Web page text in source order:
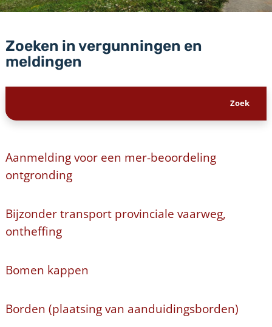
Zoeken in vergunningen en
meldingen
Aanmelding voor een mer-beoordeling
ontgronding
Bijzonder transport provinciale vaarweg,
ontheffing
Bomen kappen
Borden (plaatsing van aanduidingsborden)